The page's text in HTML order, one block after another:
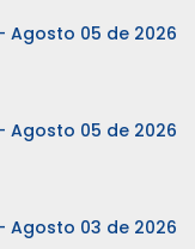
Agosto 05 de 2026
Agosto 05 de 2026
Agosto 03 de 2026